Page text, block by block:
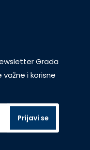
Grada
i korisne